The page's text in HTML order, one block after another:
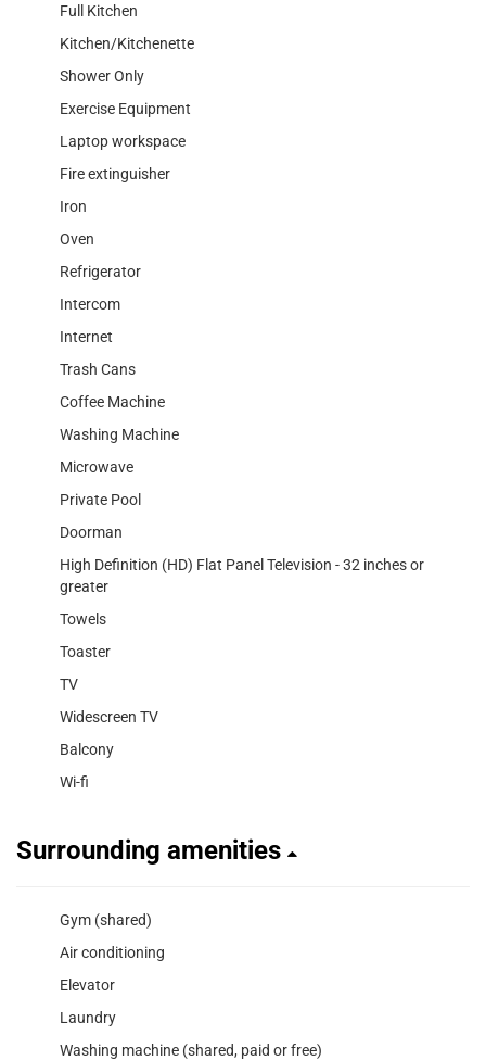
Full Kitchen
Kitchen/Kitchenette
Shower Only
Exercise Equipment
Laptop workspace
Fire extinguisher
Iron
Oven
Refrigerator
Intercom
Internet
Trash Cans
Coffee Machine
Washing Machine
Microwave
Private Pool
Doorman
High Definition (HD) Flat Panel Television - 32 inches or
greater
Towels
Toaster
TV
Widescreen TV
Balcony
Wi-fi
Surrounding amenities
Gym (shared)
Air conditioning
Elevator
Laundry
Washing machine (shared, paid or free)